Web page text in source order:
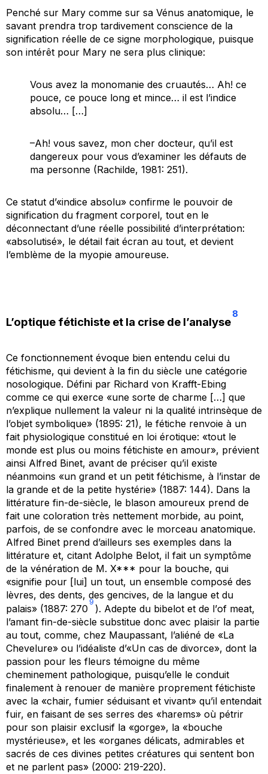
Penché sur Mary comme sur sa Vénus anatomique, le
savant prendra trop tardivement conscience de la
signification réelle de ce signe morphologique, puisque
son intérêt pour Mary ne sera plus clinique:
Vous avez la monomanie des cruautés… Ah! ce
pouce, ce pouce long et mince… il est l’indice
absolu… […]
–Ah! vous savez, mon cher docteur, qu’il est
dangereux pour vous d’examiner les défauts de
ma personne (Rachilde, 1981: 251).
Ce statut d’«indice absolu» confirme le pouvoir de
signification du fragment corporel, tout en le
déconnectant d’une réelle possibilité d’interprétation:
«absolutisé», le détail fait écran au tout, et devient
l’emblème de la myopie amoureuse.
L’optique fétichiste et la crise de l’analyse
8
Ce fonctionnement évoque bien entendu celui du
fétichisme, qui devient à la fin du siècle une catégorie
nosologique. Défini par Richard von Krafft-Ebing
comme ce qui exerce «une sorte de charme […] que
n’explique nullement la valeur ni la qualité intrinsèque de
l’objet symbolique» (1895: 21), le fétiche renvoie à un
fait physiologique constitué en loi érotique: «tout le
monde est plus ou moins fétichiste en amour», prévient
ainsi Alfred Binet, avant de préciser qu’il existe
néanmoins «un grand et un petit fétichisme, à l’instar de
la grande et de la petite hystérie» (1887: 144). Dans la
littérature fin-de-siècle, le blason amoureux prend de
fait une coloration très nettement morbide, au point,
parfois, de se confondre avec le morceau anatomique.
Alfred Binet prend d’ailleurs ses exemples dans la
littérature et, citant Adolphe Belot, il fait un symptôme
de la vénération de M. X*** pour la bouche, qui
«signifie pour [lui] un tout, un ensemble composé des
lèvres, des dents, des gencives, de la langue et du
palais» (1887: 270
9
). Adepte du bibelot et de l’of meat,
l’amant fin-de-siècle substitue donc avec plaisir la partie
au tout, comme, chez Maupassant, l’aliéné de «La
Chevelure» ou l’idéaliste d’«Un cas de divorce», dont la
passion pour les fleurs témoigne du même
cheminement pathologique, puisqu’elle le conduit
finalement à renouer de manière proprement fétichiste
avec la «chair, fumier séduisant et vivant» qu’il entendait
fuir, en faisant de ses serres des «harems» où pétrir
pour son plaisir exclusif la «gorge», la «bouche
mystérieuse», et les «organes délicats, admirables et
sacrés de ces divines petites créatures qui sentent bon
et ne parlent pas» (2000: 219-220).